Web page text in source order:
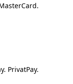
PrivatPay.